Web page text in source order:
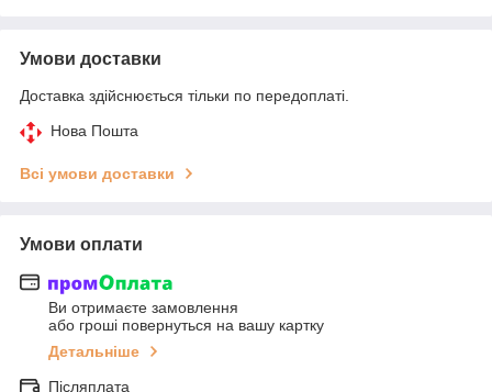
Умови доставки
Доставка здійснюється тільки по передоплаті.
Нова Пошта
Всі умови доставки
Умови оплати
Ви отримаєте замовлення
або гроші повернуться на вашу картку
Детальніше
Післяплата